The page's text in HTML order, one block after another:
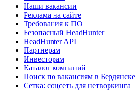
Наши вакансии
Реклама на сайте
Требования к ПО
Безопасный HeadHunter
HeadHunter API
Партнерам
Инвесторам
Каталог компаний
Поиск по вакансиям в Бердянске
Сетка: соцсеть для нетворкинга